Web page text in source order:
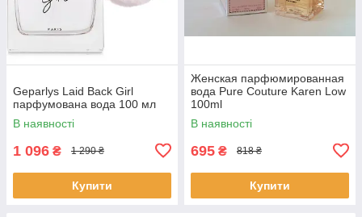
Geparlys Laid Back Girl
парфумована вода 100 мл
В наявності
1 096 ₴ 1 290 ₴
Купити
Женская парфюмированная
вода Pure Couture Karen Low
100ml
В наявності
695 ₴ 818 ₴
Купити